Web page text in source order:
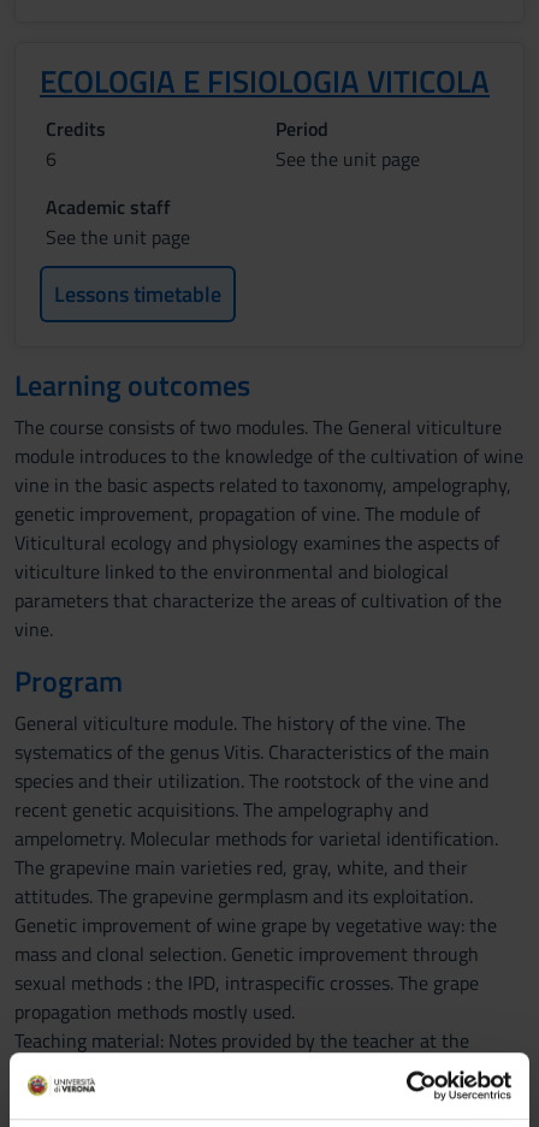
ECOLOGIA E FISIOLOGIA VITICOLA
Credits
6
Period
See the unit page
Academic staff
See the unit page
Lessons timetable
Learning outcomes
The course consists of two modules. The General viticulture
module introduces to the knowledge of the cultivation of wine
vine in the basic aspects related to taxonomy, ampelography,
genetic improvement, propagation of vine. The module of
Viticultural ecology and physiology examines the aspects of
viticulture linked to the environmental and biological
parameters that characterize the areas of cultivation of the
vine.
Program
General viticulture module. The history of the vine. The
systematics of the genus Vitis. Characteristics of the main
species and their utilization. The rootstock of the vine and
recent genetic acquisitions. The ampelography and
ampelometry. Molecular methods for varietal identification.
The grapevine main varieties red, gray, white, and their
attitudes. The grapevine germplasm and its exploitation.
Genetic improvement of wine grape by vegetative way: the
mass and clonal selection. Genetic improvement through
sexual methods : the IPD, intraspecific crosses. The grape
propagation methods mostly used.
Teaching material: Notes provided by the teacher at the
beginning of the course plus reference books.
Viticultural ecology and physiology module. Ecological factors